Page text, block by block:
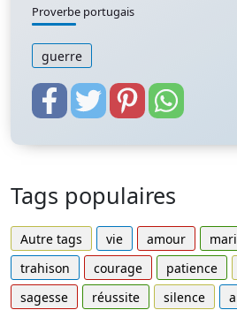
Proverbe portugais
guerre
Tags populaires
Autre tags vie amour
trahison
courage patience
sagesse
réussite silence